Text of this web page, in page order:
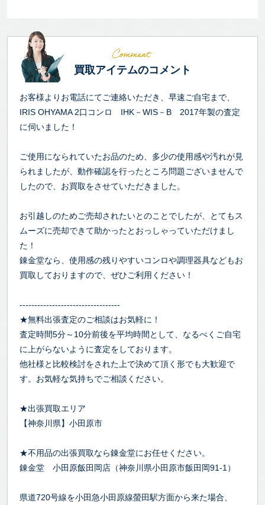
買取アイテムのコメント
お客様よりお電話にてご連絡いただき、早速ご自宅まで、
IRIS OHYAMA 2口コンロ IHK－WIS－B 2017年製の査定
に伺いました！
ご使用になられていたお品のため、多少の使用感や汚れが見
られましたが、動作確認を行ったところ問題ございませんで
したので、お買取をさせていただきました。
お引越しのためご売却されたいとのことでしたが、とてもス
ムーズに売却できて助かったとおっしゃっていただけまし
た！
錬金堂なら、使用感の残りやすいコンロや調理器具などもお
買取しておりますので、ぜひご利用ください！
----------------------------------
★無料出張査定のご相談はお気軽に！
査定時間5分～10分前後を平均時間として、なるべくご自宅
に上がらないように査定をしております。
他社様と比較検討をされた上で決めて頂く形でも大歓迎で
す。お気軽な気持ちでご相談ください。
★出張買取エリア
【神奈川県】小田原市
★不用品の出張買取なら錬金堂にお任せください。
錬金堂 小田原飯田岡店（神奈川県小田原市飯田岡91-1）
県道720号線を小田急小田原線螢田駅方面から来た場合、